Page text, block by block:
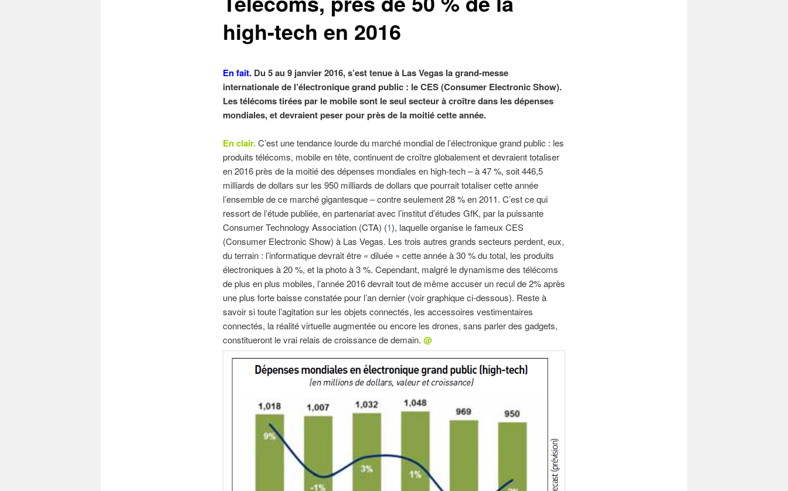
high-tech en 2016
En fait.Du 5 au 9 janvier 2016, s’est tenue à Las Vegas la grand-messe
internationale de l’électronique grand public : le CES (Consumer Electronic Show).
Les télécoms tirées par le mobile sont le seul secteur à croître dans les dépenses
mondiales, et devraient peser pour près de la moitié cette année.
En clair.C’est une tendance lourde du marché mondial de l’électronique grand public : les
produits télécoms, mobile en tête, continuent de croître globalement et devraient totaliser
en 2016 près de la moitié des dépenses mondiales en high-tech – à 47 %, soit 446,5
milliards de dollars sur les 950 milliards de dollars que pourrait totaliser cette année
l’ensemble de ce marché gigantesque – contre seulement 28 % en 2011. C’est ce qui
ressort de l’étude publiée, en partenariat avec l’institut d’études GfK, par la puissante
Consumer Technology Association (CTA) (1), laquelle organise le fameux CES
(Consumer Electronic Show) à Las Vegas. Les trois autres grands secteurs perdent, eux,
du terrain : l’informatique devrait être « diluée » cette année à 30 % du total, les produits
électroniques à 20 %, et la photo à 3 %. Cependant, malgré le dynamisme des télécoms
de plus en plus mobiles, l’année 2016 devrait tout de même accuser un recul de 2% après
une plus forte baisse constatée pour l’an dernier (voir graphique ci-dessous). Reste à
savoir si toute l’agitation sur les objets connectés, les accessoires vestimentaires
connectés, la réalité virtuelle augmentée ou encore les drones, sans parler des gadgets,
constitueront le vrai relais de croissance de demain. @